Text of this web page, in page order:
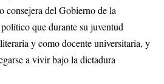
consejera del Gobierno de la
que durante su juventud
y como docente universitaria, y
a vivir bajo la dictadura